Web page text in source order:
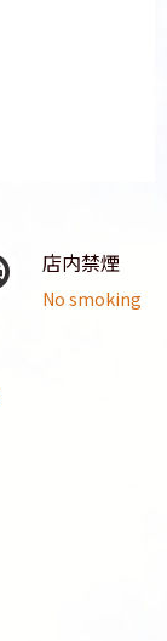
店内禁煙
No smoking